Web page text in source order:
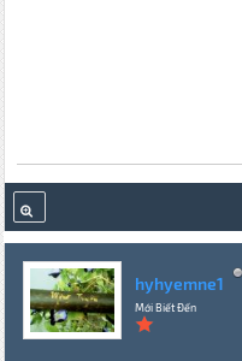
hyhyemne1
Mới Biết Đến